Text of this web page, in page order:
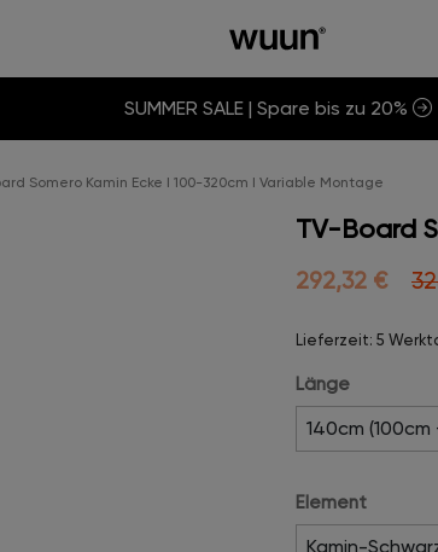
SUMMER SALE | Spare bis zu 20%
Somero Kamin Ecke I 100-320cm I Variable Montage
TV-Board
292,32 €
Lieferzeit: 5
Länge
Element